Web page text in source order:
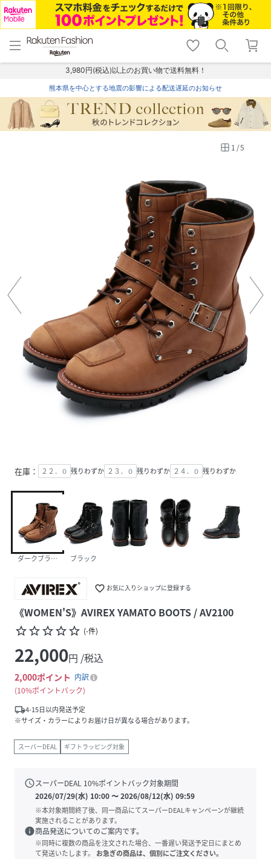
menu home
トップ
shopping_cart lock_outline
ログイン
3,980円(税込)以上のお買い物で送料無料！
熊本県を中心とする地震の影響による配送遅延のお知らせ
1 /5
在庫： ２２．０ 残りわずか ２３．０ 残りわずか ２４．０ 残りわずか
ダークブラウン3 ブラック
favorite_border お気に入りショップに登録する
《WOMEN'S》AVIREX YAMATO BOOTS / AV2100
star_borderstar_borderstar_borderstar_borderstar_border (-件)
22,000円 /税込
2,000ポイント 内訳
10%ポイントバック
local_shipping4-15日以内発送予定
※サイズ・カラーによりお届け日が異なる場合があります。
スーパーDEAL ギフトラッピング対象
scheduleスーパーDEAL 10%ポイントバック対象期間
2026/07/29(水) 10:00〜2026/08/12(水) 09:59
※本対象期間終了後、同一商品にてスーパーDEALキャンペーンが継続
実施されることがあります。
info商品発送についてのご案内です。
※同時に複数の商品を注文された場合、一番遅い発送予定日にまとめ
て発送いたします。
お急ぎの商品は、個別にご注文ください。